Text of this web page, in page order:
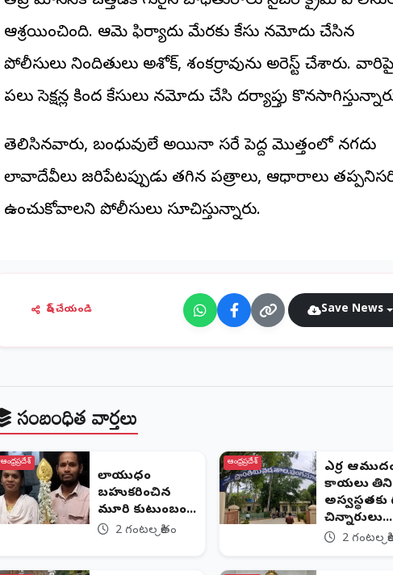
ఆశ్రయించింది. ఆమె ఫిర్యాదు మేరకు కేసు నమోదు చేసిన
పోలీసులు నిందితులు అశోక్, శంకర్రావును అరెస్ట్ చేశారు. వారిపై
పలు సెక్షన్ల కింద కేసులు నమోదు చేసి దర్యాప్తు
తెలిసినవారు, బంధువులే అయినా సరే పెద్ద మొత్తంలో నగదు
లావాదేవీలు జరిపేటప్పుడు తగిన పత్రాలు, ఆధారాలు
ఉంచుకోవాలని పోలీసులు సూచిస్తున్నారు.
షేర్ చేయండి Save News
సంబంధిత వార్తలు
ఆంధ్రప్రదేశ్
వేలాయుధం
బహుకరించిన
వేమూరి కుటుంబం...
2 గంటల క్రితం
ఆంధ్రప్రదేశ్
ఎర్ర
కాయలు తిని
అస్వస్థతకు
చిన్నారులు...
2 గంటల